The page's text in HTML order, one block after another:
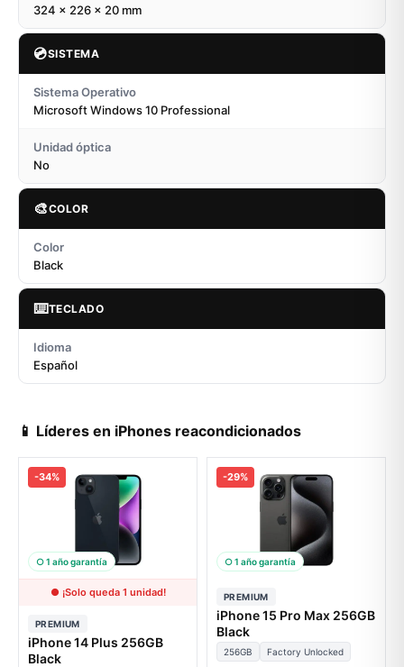
324 x 226 x 20 mm
💿SISTEMA
Sistema Operativo
Microsoft Windows 10 Professional
Unidad óptica
No
🎨COLOR
Color
Black
⌨️TECLADO
Idioma
Español
📱 Líderes en iPhones reacondicionados
-34%
○ 1 año garantía
● ¡Solo queda 1 unidad!
PREMIUM
iPhone 14 Plus 256GB
Black
-29%
○ 1 año garantía
PREMIUM
iPhone 15 Pro Max 256GB
Black
256GB Factory Unlocked